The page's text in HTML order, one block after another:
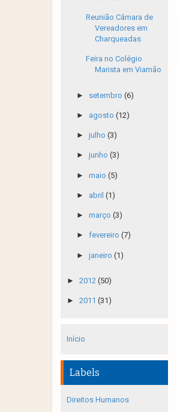
Reunião Câmara de
Vereadores em
Charqueadas
Feira no Colégio
Marista em Viamão
► setembro (6)
► agosto (12)
► julho (3)
► junho (3)
► maio (5)
► abril (1)
► março (3)
► fevereiro (7)
► janeiro (1)
► 2012 (50)
► 2011 (31)
Início
Labels
Direitos Humanos